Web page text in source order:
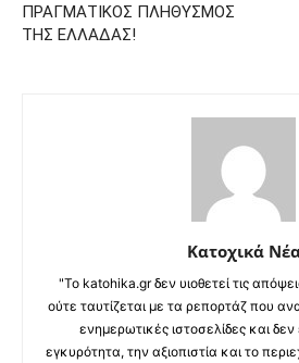
ΠΡΑΓΜΑΤΙΚΟΣ ΠΛΗΘΥΣΜΟΣ
ΤΗΣ ΕΛΛΑΔΑΣ!
Κατοχικά
"Το katohika.gr δεν υιοθετεί τις
ούτε ταυτίζεται με τα ρεπορτάζ που
ενημερωτικές ιστοσελίδες και δεν
εγκυρότητα, την αξιοπιστία και το